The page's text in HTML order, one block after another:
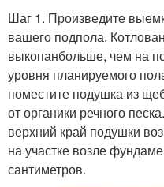
Шаг 1. Произведите
вашего подпола.
выкопанбольше, чем на
уровня планируемого
поместите подушка из
от органики речного
верхний край подушки
на участке возле
сантиметров.